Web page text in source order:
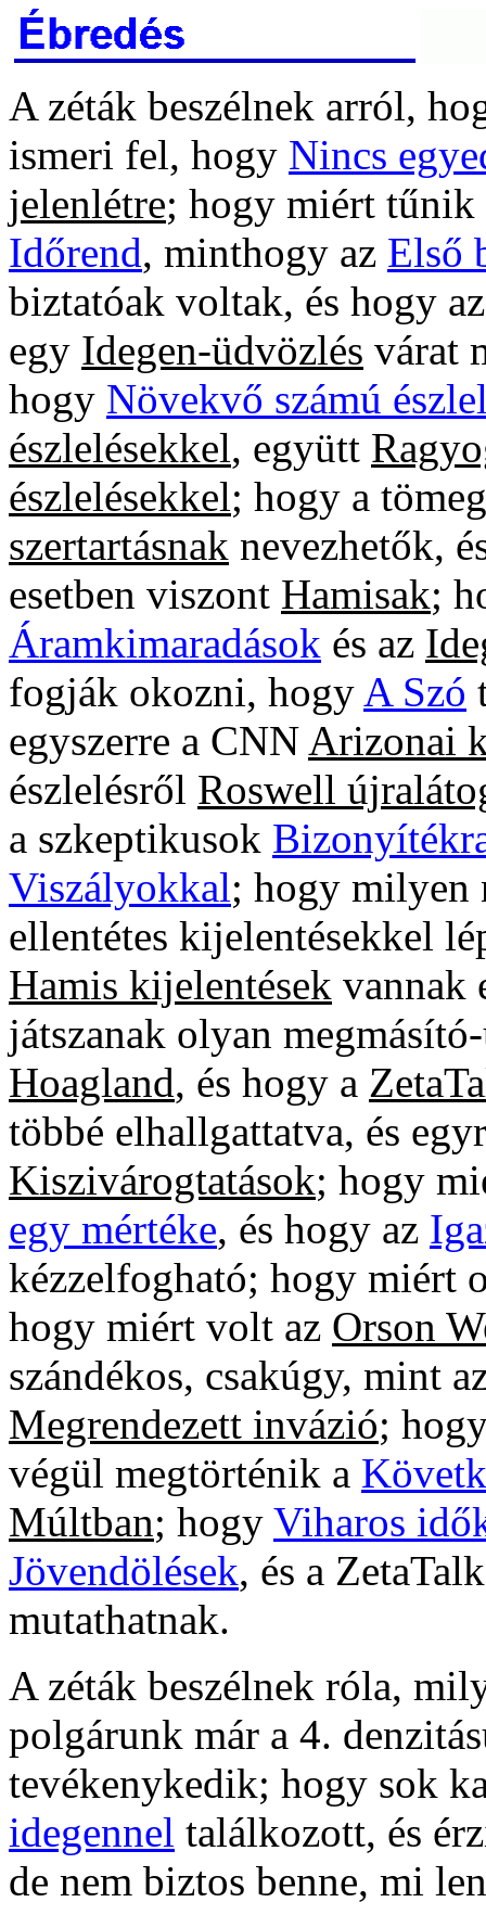
A zéták beszélnek arról,
ismeri fel, hogy Nincs
jelenlétre; hogy miért tűnik
Időrend, minthogy az Első
biztatóak voltak, és hogy
egy Idegen-üdvözlés várat
hogy Növekvő számú
észlelésekkel, együtt
észlelésekkel; hogy a
szertartásnak nevezhetők,
esetben viszont Hamisak;
Áramkimaradások és az
fogják okozni, hogy A Szó
egyszerre a CNN Arizonai
észlelésről Roswell
a szkeptikusok
Viszályokkal; hogy milyen
ellentétes kijelentésekkel
Hamis kijelentések vannak
játszanak olyan
Hoagland, és hogy a
többé elhallgattatva, és
Kiszivárogtatások; hogy
egy mértéke, és hogy az
kézzelfogható; hogy miért
hogy miért volt az Orson
szándékos, csakúgy, mint
Megrendezett invázió;
végül megtörténik a
Múltban; hogy Viharos
Jövendölések, és a
mutathatnak.
A zéták beszélnek róla,
polgárunk már a 4.
tevékenykedik; hogy sok
idegennel találkozott, és
de nem biztos benne, mi